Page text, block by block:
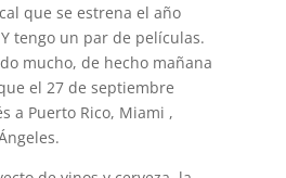
que se estrena el año
tengo un par de películas.
mucho, de hecho mañana
el 27 de septiembre
a Puerto Rico, Miami ,